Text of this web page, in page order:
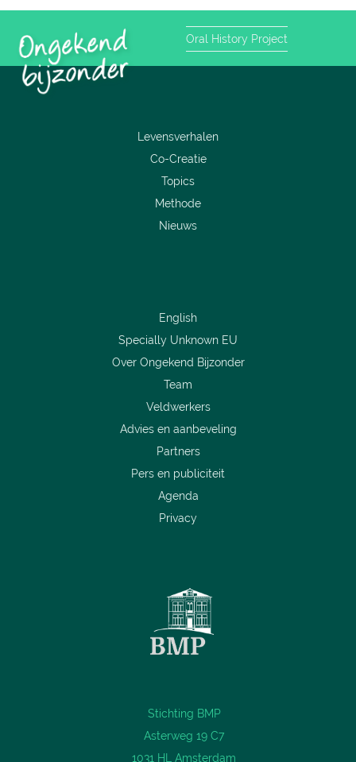
Oral History Project
Levensverhalen
Co-Creatie
Topics
Methode
Nieuws
English
Specially Unknown EU
Over Ongekend Bijzonder
Team
Veldwerkers
Advies en aanbeveling
Partners
Pers en publiciteit
Agenda
Privacy
Stichting BMP
Asterweg 19 C7
1031 HL Amsterdam